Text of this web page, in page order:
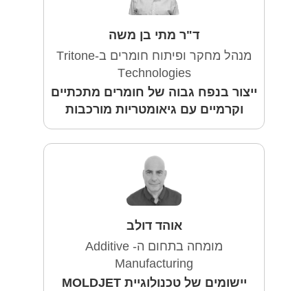
ד"ר מתי בן משה
מנהל מחקר ופיתוח חומרים ב-Tritone
Technologies
ייצור בנפח גבוה של חומרים מתכתיים
וקרמיים עם גיאומטריות מורכבות
אוהד דולב
מומחה בתחום ה- Additive
Manufacturing
יישומים של טכנולוגיית MOLDJET